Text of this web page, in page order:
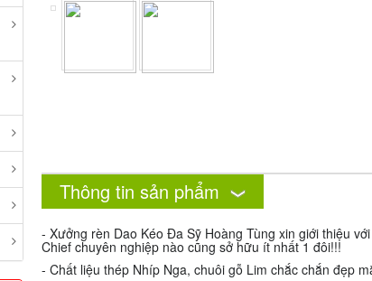
Thông tin sản phẩm
- Xưởng rèn Dao Kéo Đa Sỹ Hoàng Tùng xin giới thiệu
Chief chuyên nghiệp nào cũng sở hữu ít nhất 1 đôi!!!
- Chất liệu thép Nhíp Nga, chuôi gỗ Lim chắc chắn đẹp